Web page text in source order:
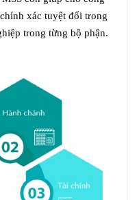
xác tuyệt đối trong
trong từng bộ phận.